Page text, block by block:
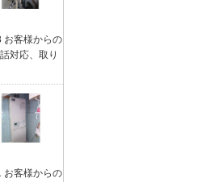
お客様からの
対応、取り
お客様からの